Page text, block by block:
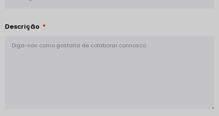
Descrição